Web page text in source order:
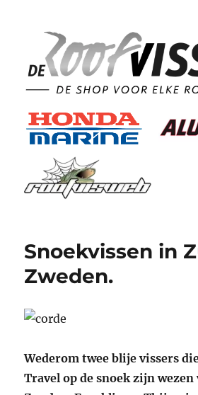
Snoekvissen in
Zweden.
Wederom twee blije vissers
Travel op de snoek zijn